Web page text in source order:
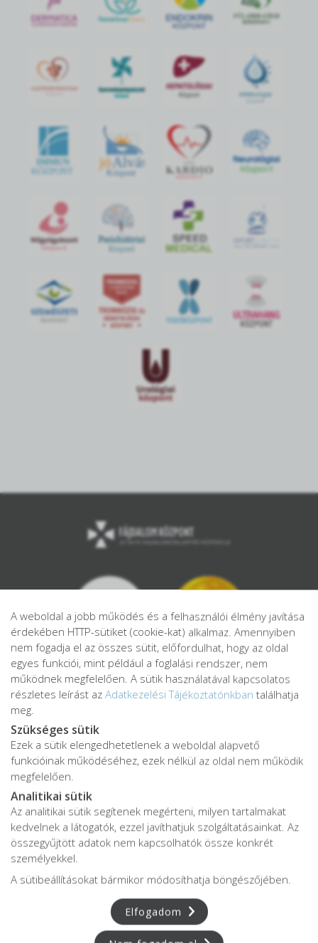
IMMUN
KÖZPONT
jó Alvás
Központ
Adatkezelési tájékoztató
Adatvédelmi tájékoztató
Impresszum
Karrier
Shutterstock.comés aCanva.com
kerültek felhasználásra.
Copyright © 2026 •FájdalomKözpont
• Minden jog fenntartva.
A weboldal a jobb működés és a felhasználói élmény javítása
érdekében HTTP-sütiket (cookie-kat) alkalmaz. Amennyiben
nem fogadja el az összes sütit, előfordulhat, hogy az oldal
egyes funkciói, mint például a foglalási rendszer, nem
működnek megfelelően. A sütik használatával kapcsolatos
részletes leírást az Adatkezelési Tájékoztatónkban találhatja
meg.
Szükséges sütik
Ezek a sütik elengedhetetlenek a weboldal alapvető
funkcióinak működéséhez, ezek nélkül az oldal nem működik
megfelelően.
Analitikai sütik
Az analitikai sütik segítenek megérteni, milyen tartalmakat
kedvelnek a látogatók, ezzel javíthatjuk szolgáltatásainkat. Az
összegyűjtött adatok nem kapcsolhatók össze konkrét
személyekkel.
A sütibeállításokat bármikor módosíthatja böngészőjében.
Elfogadom